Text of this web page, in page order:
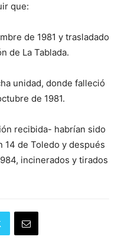
que:
de 1981 y trasladado
de La Tablada.
unidad, donde falleció
de 1981.
recibida- habrían sido
14 de Toledo y después
incinerados y tirados